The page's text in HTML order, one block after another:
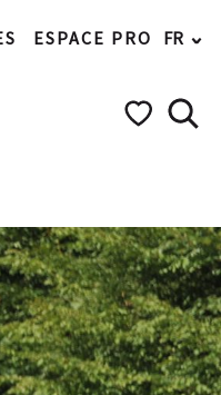
ESPACE PRO FR